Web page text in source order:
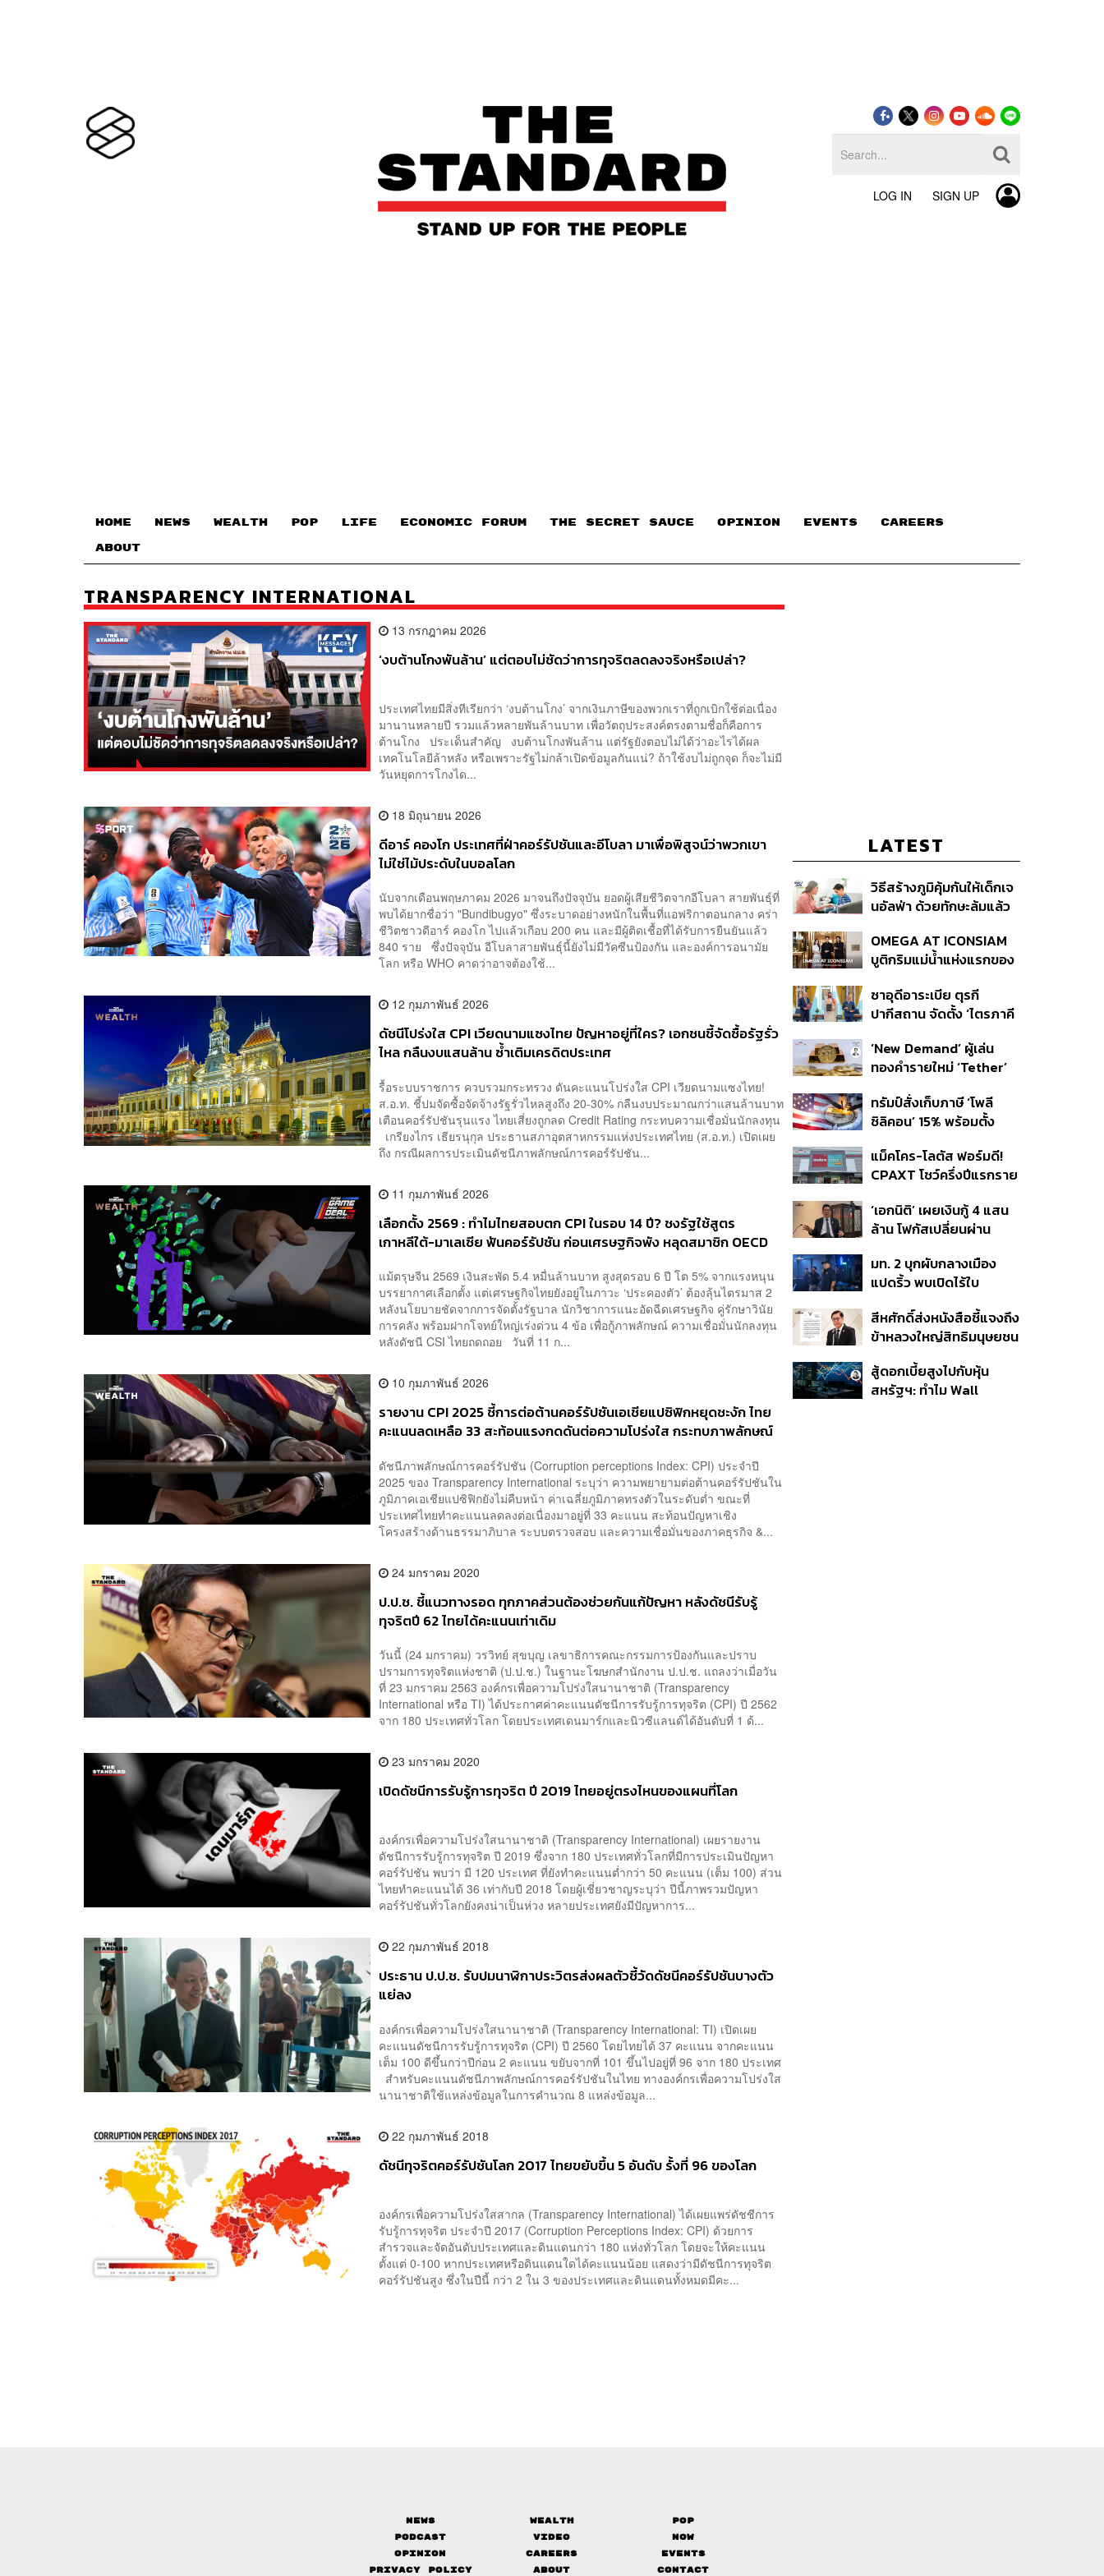
LOG IN SIGN UP
HOME NEWS WEALTH POP LIFE ECONOMIC FORUM THE SECRET SAUCE​ OPINION EVENTS CAREERS
ABOUT
TRANSPARENCY INTERNATIONAL
13 กรกฎาคม 2026
‘งบต้านโกงพันล้าน’ แต่ตอบไม่ชัดว่าการทุจริตลดลงจริงหรือเปล่า?
ประเทศไทยมีสิ่งทีเรียกว่า ‘งบต้านโกง’ จากเงินภาษีของพวกเราที่ถูกเบิกใช้ต่อเนื่อง
มานานหลายปี รวมแล้วหลายพันล้านบาท เพื่อวัตถุประสงค์ตรงตามชื่อก็คือการ
ต้านโกง ประเด็นสำคัญ งบต้านโกงพันล้าน แต่รัฐยังตอบไม่ได้ว่าอะไรได้ผล
เทคโนโลยีล้าหลัง หรือเพราะรัฐไม่กล้าเปิดข้อมูลกันแน่? ถ้าใช้งบไม่ถูกจุด ก็จะไม่มี
วันหยุดการโกงได...
18 มิถุนายน 2026
ดีอาร์ คองโก ประเทศที่ฝ่าคอร์รัปชันและอีโบลา มาเพื่อพิสูจน์ว่าพวกเขา
ไม่ใช่ไม้ประดับในบอลโลก
นับจากเดือนพฤษภาคม 2026 มาจนถึงปัจจุบัน ยอดผู้เสียชีวิตจากอีโบลา สายพันธุ์ที่
พบได้ยากชื่อว่า "Bundibugyo" ซึ่งระบาดอย่างหนักในพื้นที่แอฟริกาตอนกลาง คร่า
ชีวิตชาวดีอาร์ คองโก ไปแล้วเกือบ 200 คน และมีผู้ติดเชื้อที่ได้รับการยืนยันแล้ว
840 ราย ซึ่งปัจจุบัน อีโบลาสายพันธุ์นี้ยังไม่มีวัคซีนป้องกัน และองค์การอนามัย
โลก หรือ WHO คาดว่าอาจต้องใช้...
12 กุมภาพันธ์ 2026
ดัชนีโปร่งใส CPI เวียดนามแซงไทย ปัญหาอยู่ที่ใคร? เอกชนชี้จัดซื้อรัฐรั่ว
ไหล กลืนงบแสนล้าน ซ้ำเติมเครดิตประเทศ
รื้อระบบราชการ ควบรวมกระทรวง ดันคะแนนโปร่งใส CPI เวียดนามแซงไทย!
ส.อ.ท. ชี้ปมจัดซื้อจัดจ้างรัฐรั่วไหลสูงถึง 20-30% กลืนงบประมาณกว่าแสนล้านบาท
เตือนคอร์รัปชันรุนแรง ไทยเสี่ยงถูกลด Credit Rating กระทบความเชื่อมั่นนักลงทุน
เกรียงไกร เธียรนุกุล ประธานสภาอุตสาหกรรมแห่งประเทศไทย (ส.อ.ท.) เปิดเผย
ถึง กรณีผลการประเมินดัชนีภาพลักษณ์การคอร์รัปชัน...
11 กุมภาพันธ์ 2026
เลือกตั้ง 2569 : ทำไมไทยสอบตก CPI ในรอบ 14 ปี? ชงรัฐใช้สูตร
เกาหลีใต้-มาเลเซีย ฟันคอร์รัปชัน ก่อนเศรษฐกิจพัง หลุดสมาชิก OECD
แม้ตรุษจีน 2569 เงินสะพัด 5.4 หมื่นล้านบาท สูงสุดรอบ 6 ปี โต 5% จากแรงหนุน
บรรยากาศเลือกตั้ง แต่เศรษฐกิจไทยยังอยู่ในภาวะ ‘ประคองตัว’ ต้องลุ้นไตรมาส 2
หลังนโยบายชัดจากการจัดตั้งรัฐบาล นักวิชาการแนะอัดฉีดเศรษฐกิจ คู่รักษาวินัย
การคลัง พร้อมฝากโจทย์ใหญ่เร่งด่วน 4 ข้อ เพื่อกู้ภาพลักษณ์ ความเชื่อมั่นนักลงทุน
หลังดัชนี CSI ไทยถดถอย วันที่ 11 ก...
10 กุมภาพันธ์ 2026
รายงาน CPI 2025 ชี้การต่อต้านคอร์รัปชันเอเชียแปซิฟิกหยุดชะงัก ไทย
คะแนนลดเหลือ 33 สะท้อนแรงกดดันต่อความโปร่งใส กระทบภาพลักษณ์
ดัชนีภาพลักษณ์การคอร์รัปชัน (Corruption perceptions Index: CPI) ประจำปี
2025 ของ Transparency International ระบุว่า ความพยายามต่อต้านคอร์รัปชันใน
ภูมิภาคเอเชียแปซิฟิกยังไม่คืบหน้า ค่าเฉลี่ยภูมิภาคทรงตัวในระดับต่ำ ขณะที่
ประเทศไทยทำคะแนนลดลงต่อเนื่องมาอยู่ที่ 33 คะแนน สะท้อนปัญหาเชิง
โครงสร้างด้านธรรมาภิบาล ระบบตรวจสอบ และความเชื่อมั่นของภาคธุรกิจ &...
24 มกราคม 2020
ป.ป.ช. ชี้แนวทางรอด ทุกภาคส่วนต้องช่วยกันแก้ปัญหา หลังดัชนีรับรู้
ทุจริต​ปี 62 ไทยได้​คะแนนเท่าเดิม
วันนี้ (24 มกราคม) วรวิทย์ สุขบุญ เลขาธิการคณะกรรมการป้องกันและปราบ
ปรามการทุจริตแห่งชาติ (ป.ป.ช.) ในฐานะโฆษกสำนักงาน ป.ป.ช. แถลงว่าเมื่อวัน
ที่ 23 มกราคม 2563 องค์กรเพื่อความโปร่งใสนานาชาติ (Transparency
International หรือ TI) ได้ประกาศค่าคะแนนดัชนีการรับรู้การทุจริต (CPI) ปี 2562
จาก 180 ประเทศทั่วโลก โดยประเทศเดนมาร์กและนิวซีแลนด์ได้อันดับที่ 1 ด้...
23 มกราคม 2020
เปิดดัชนีการรับรู้การทุจริต ปี 2019 ไทยอยู่ตรงไหนของแผนที่โลก
องค์กรเพื่อความโปร่งใสนานาชาติ (Transparency International) เผยรายงาน
ดัชนีการรับรู้การทุจริต ปี 2019 ซึ่งจาก 180 ประเทศทั่วโลกที่มีการประเมินปัญหา
คอร์รัปชัน พบว่า มี 120 ประเทศ ที่ยังทำคะแนนต่ำกว่า 50 คะแนน (เต็ม 100) ส่วน
ไทยทำคะแนนได้ 36 เท่ากับปี 2018 โดยผู้เชี่ยวชาญระบุว่า ปีนี้ภาพรวมปัญหา
คอร์รัปชันทั่วโลกยังคงน่าเป็นห่วง หลายประเทศยังมีปัญหาการ...
22 กุมภาพันธ์ 2018
ประธาน ป.ป.ช. รับปมนาฬิกาประวิตรส่งผลตัวชี้วัดดัชนีคอร์รัปชันบางตัว
แย่ลง
องค์กรเพื่อความโปร่งใสนานาชาติ (Transparency International: TI) เปิดเผย
คะแนนดัชนีการรับรู้การทุจริต (CPI) ปี 2560 โดยไทยได้ 37 คะแนน จากคะแนน
เต็ม 100 ดีขึ้นกว่าปีก่อน 2 คะแนน ขยับจากที่ 101 ขึ้นไปอยู่ที่ 96 จาก 180 ประเทศ
สำหรับคะแนนดัชนีภาพลักษณ์การคอร์รัปชันในไทย ทางองค์กรเพื่อความโปร่งใส
นานาชาติใช้แหล่งข้อมูลในการคำนวณ 8 แหล่งข้อมูล...
22 กุมภาพันธ์ 2018
ดัชนีทุจริตคอร์รัปชันโลก 2017 ไทยขยับขึ้น 5 อันดับ รั้งที่ 96 ของโลก
องค์กรเพื่อความโปร่งใสสากล (Transparency International) ได้เผยแพร่ดัชชีการ
รับรู้การทุจริต ประจำปี 2017 (Corruption Perceptions Index: CPI) ด้วยการ
สำรวจและจัดอันดับประเทศและดินแดนกว่า 180 แห่งทั่วโลก โดยจะให้คะแนน
ตั้งแต่ 0-100 หากประเทศหรือดินแดนใดได้คะแนนน้อย แสดงว่ามีดัชนีการทุจริต
คอร์รัปชันสูง ซึ่งในปีนี้ กว่า 2 ใน 3 ของประเทศและดินแดนทั้งหมดมีคะ...
LATEST
วิธีสร้างภูมิคุ้มกันให้เด็กเจ
นอัลฟ่า ด้วยทักษะล้มแล้ว
OMEGA AT ICONSIAM
บูติกริมแม่น้ำแห่งแรกของ
ซาอุดีอาระเบีย ตุรกี
ปากีสถาน จัดตั้ง ‘ไตรภาคี
สำคัญอย่างไร
‘New Demand’ ผู้เล่น
ทองคำรายใหม่ ‘Tether’
ทรัมป์สั่งเก็บภาษี ‘โพลี
ซิลิคอน’ 15% พร้อมตั้ง
แม็คโคร-โลตัส ฟอร์มดี!
CPAXT โชว์ครึ่งปีแรกราย
ปรับโฉมสาขาใหม่ดันพื้นที่
เช่าโต
‘เอกนิติ’ เผยเงินกู้ 4 แสน
ล้าน โฟกัสเปลี่ยนผ่าน
พลัส’ เฟส 2 รอประเมิน
ความเหมาะสม
มท. 2 บุกผับกลางเมือง
แปดริ้ว พบเปิดไร้ใบ
ใช้บริการ ฉี่ม่วง 32 ราย
จ่อปิด 5 ปี
สีหศักดิ์ส่งหนังสือชี้แจงถึง
ข้าหลวงใหญ่สิทธิมนุษยชน
เคลื่อน-ไม่เป็นธรรม’
สู้ดอกเบี้ยสูงไปกับหุ้น
สหรัฐฯ: ทำไม Wall
News Wealth
Pop
Podcast
Video
Now
Opinion
Careers
Events
Privacy Policy
About Contact